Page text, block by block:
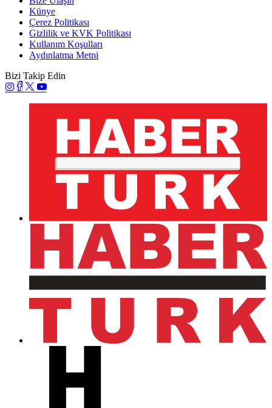
Künye
Çerez Politikası
Gizlilik ve KVK Politikası
Kullanım Koşulları
Aydınlatma Metni
Bizi Takip Edin